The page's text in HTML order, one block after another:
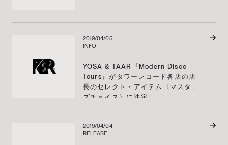
2019/04/05
INFO
YOSA & TAAR『Modern Disco
Tours』がタワーレコード各店の店
長のセレクト・アイテム〈マスター
ズチョイス〉に決定
2019/04/04
RELEASE